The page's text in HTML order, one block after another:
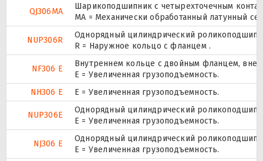
QJ306MA
Шарикоподшипник с четырехточечным
MA = Механически обработанный латунный
NUP306R
Однорядный цилиндрический
R = Наружное кольцо с фланцем .
NF306 E
Внутреннем кольце с двойным фланцем,
Е = Увеличенная грузоподъемность.
NH306 E
Е = Увеличенная грузоподъемность.
NUP306E
Однорядный цилиндрический
Е = Увеличенная грузоподъемность.
NJ306 E
Однорядный цилиндрический
Е = Увеличенная грузоподъемность.